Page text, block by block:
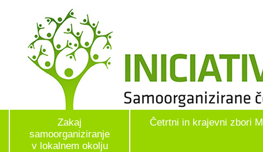
Zakaj
samoorganiziranje
v lokalnem okolju
Četrtni in krajevni zbori